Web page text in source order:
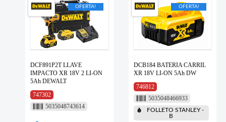
OFERTA!
DCF891P2T LLAVE
IMPACTO XR 18V 2 LI-ON
5Ah DEWALT
747302
5035048743614
OFERTA!
DCB184 BATERIA CARRIL
XR 18V LI-ON 5Ah DW
746812
5035048466933
FOLLETO STANLEY -
B